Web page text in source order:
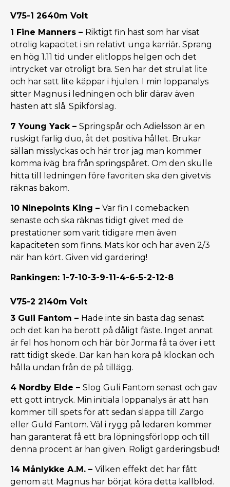
V75-1 2640m Volt
1 Fine Manners – Riktigt fin häst som har visat
otrolig kapacitet i sin relativt unga karriär. Sprang
en hög 1.11 tid under elitlopps helgen och det
intrycket var otroligt bra. Sen har det strulat lite
och har satt lite käppar i hjulen. I min loppanalys
sitter Magnus i ledningen och blir därav även
hästen att slå. Spikförslag.
7 Young Yack – Springspår och Adielsson är en
ruskigt farlig duo, åt det positiva hållet. Brukar
sällan misslyckas och här tror jag man kommer
komma iväg bra från springspåret. Om den skulle
hitta till ledningen före favoriten ska den givetvis
räknas bakom.
10 Ninepoints King – Var fin I comebacken
senaste och ska räknas tidigt givet med de
prestationer som varit tidigare men även
kapaciteten som finns. Mats kör och har även 2/3
när han kört. Given vid gardering!
Rankingen: 1-7-10-3-9-11-4-6-5-2-12-8
V75-2 2140m Volt
3 Guli Fantom – Hade inte sin bästa dag senast
och det kan ha berott på dåligt fäste. Inget annat
är fel hos honom och här bör Jorma få ta över i ett
rätt tidigt skede. Där kan han köra på klockan och
hålla undan från de på tillägg.
4 Nordby Elde – Slog Guli Fantom senast och gav
ett gott intryck. Min initiala loppanalys är att han
kommer till spets för att sedan släppa till Zargo
eller Guld Fantom. Väl i rygg på ledaren kommer
han garanterat få ett bra löpningsförlopp och till
denna procent är han given. Roligt garderingsbud!
14 Månlykke A.M. – Vilken effekt det har fått
genom att Magnus har börjat köra detta kallblod.